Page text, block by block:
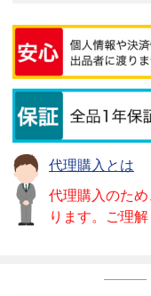
代理購入とは
代理購入のた
ります。ご理解